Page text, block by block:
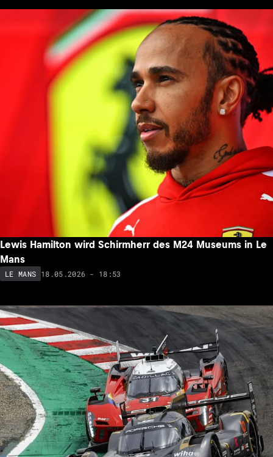
Lewis Hamilton wird Schirmherr des M24 Museums in Le
Mans
LE MANS 18.05.2026 - 18:53